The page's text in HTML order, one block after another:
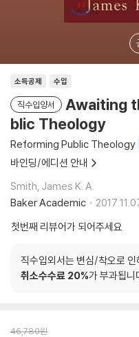
소득공제 수입
직수입양서
Awaiting
blic Theology
Reforming Public Theology
바인딩/에디션 안내
Smith, James K. A.
Baker Academic
첫번째 리뷰어가 되어주세요
직수입외서는 변심/착오로
취소수수료 20%가 부과됩니
46,780원